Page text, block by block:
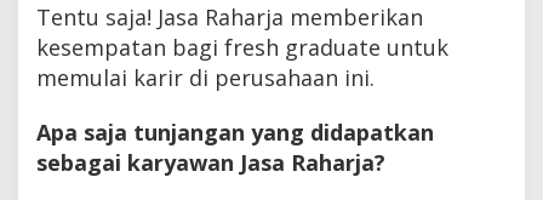
Tentu saja! Jasa Raharja memberikan
kesempatan bagi fresh graduate untuk
memulai karir di perusahaan ini.
Apa saja tunjangan yang didapatkan
sebagai karyawan Jasa Raharja?